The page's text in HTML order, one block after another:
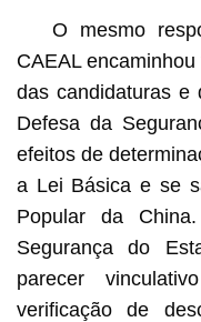
O mesmo
CAEAL
das candidaturas e
Defesa da
efeitos de
a Lei Básica e se
Popular da
Segurança do
parecer
verificação de